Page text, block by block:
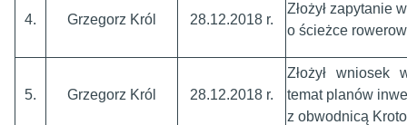
4. Grzegorz Król 28.12.2018 r.
Złożył zapytanie
o ścieżce
5. Grzegorz Król 28.12.2018 r.
Złożył wniosek
temat planów
z obwodnicą